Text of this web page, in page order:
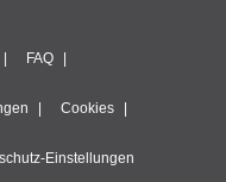
FAQ
Cookies
Einstellungen